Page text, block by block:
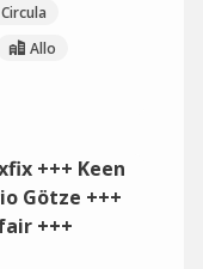
Circula
Allo